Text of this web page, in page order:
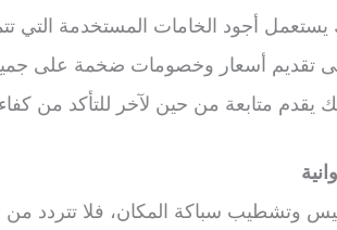
أجود الخامات المستخدمة التي
تقديم أسعار وخصومات ضخمة على جميع
يقدم متابعة من حين لآخر للتأكد من
وتشطيب سباكة المكان، فلا تتردد من